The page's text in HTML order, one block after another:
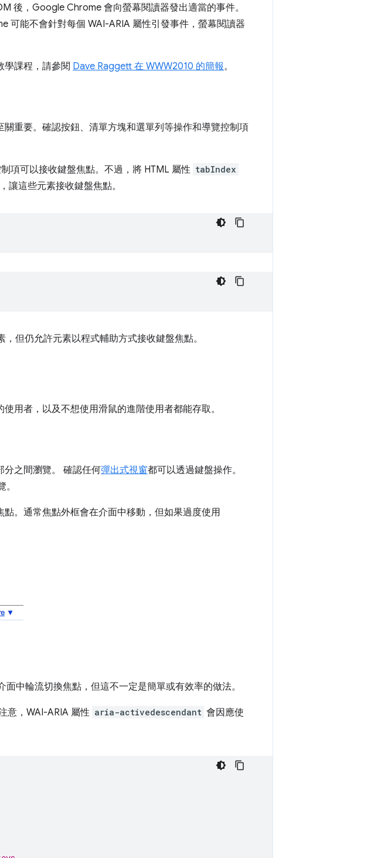
後，Google Chrome 會向螢幕閱讀器發出適當的事件。
可能不會針對每個 WAI-ARIA 屬性引發事件，螢幕閱讀器
學課程，請參閱 Dave Raggett 在 WWW2010 的簡報。
重要。確認按鈕、清單方塊和選單列等操作和導覽控制項
項可以接收鍵盤焦點。不過，將 HTML 屬性 tabIndex
讓這些元素接收鍵盤焦點。
但仍允許元素以程式輔助方式接收鍵盤焦點。
用者，以及不想使用滑鼠的進階使用者都能存取。
分之間瀏覽。 確認任何彈出式視窗都可以透過鍵盤操作。
。通常焦點外框會在介面中移動，但如果過度使用
中輪流切換焦點，但這不一定是簡單或有效率的做法。
意，WAI-ARIA 屬性 aria-activedescendant 會因應使